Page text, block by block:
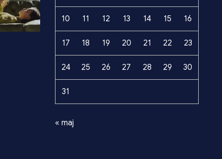
10 11 12 13 14 15 16
17 18 19 20 21 22 23
24 25 26 27 28 29 30
31
« maj